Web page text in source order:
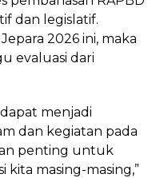
dan legislatif.
2026 ini, maka
evaluasi dari
menjadi
dan kegiatan pada
penting untuk
kita masing-masing,”